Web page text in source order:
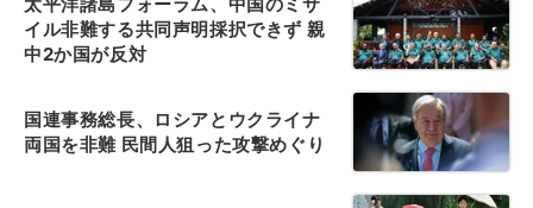
イル非難する共同声明採択できず 親
中2か国が反対
国連事務総長、ロシアとウクライナ
両国を非難 民間人狙った攻撃めぐり